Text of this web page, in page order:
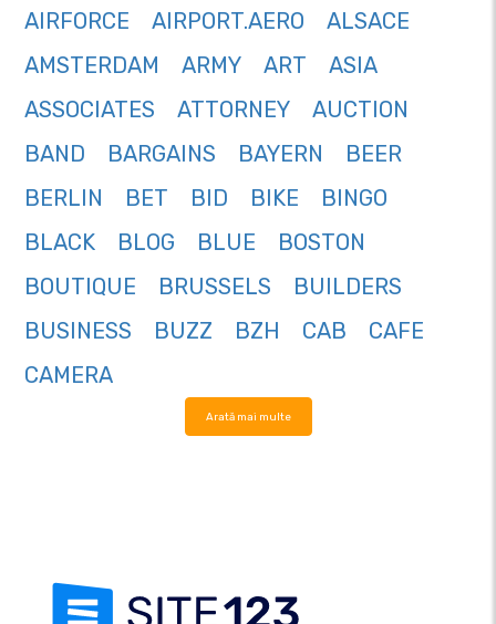
AIRFORCE
AIRPORT.AERO
ALSACE
AMSTERDAM
ARMY ART
ASIA
ASSOCIATES
ATTORNEY
AUCTION
BAND
BARGAINS BAYERN
BEER
BERLIN
BET BID BIKE
BINGO
BLACK
BLOG BLUE
BOSTON
BOUTIQUE
BRUSSELS
BUILDERS
BUSINESS
BUZZ BZH CAB
CAFE
CAMERA
Arată mai multe